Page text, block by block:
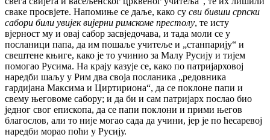
сваке просвјете. Напомиње се даље, како су сви бивши српски
сабори били увијек вијерни римскоме престолу, те исту
вјерност му и овај сабор засвједочава, и тада моли се у
посланици папа, да им пошаље учитеље и „станпарију“ и
свештене књиге, како је то учинио за Малу Русију и тијем
помогао Русима. На крају казује се, како по патријарховој
наредби шаљу у Рим два своја посланика „редовника
гардијана Максима и Циртириона“, да се поклоне папи и
свему његовоме сабору; и да би и сам патријарх послао био
једног свог епископа, да се папи поклони и прими његов
благослов, али то није могао сада да учини, јер је по ћесаревој
наредби морао поћи у Русију.